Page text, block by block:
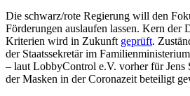
Die schwarz/rote Regierung will den
Förderungen auslaufen lassen. Kern der
Kriterien wird in Zukunft geprüft.
der Staatssekretär im
– laut LobbyControl e.V. vorher für Jens
der Masken in der Coronazeit beteiligt